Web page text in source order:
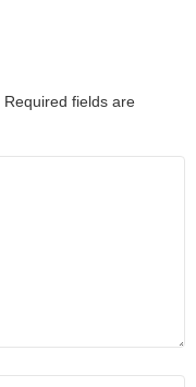
Required fields are